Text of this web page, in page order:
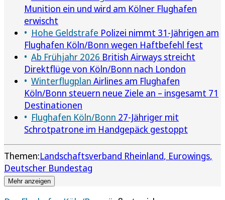
Munition ein und wird am Kölner Flughafen
erwischt
Hohe Geldstrafe Polizei nimmt 31-Jährigen am
Flughafen Köln/Bonn wegen Haftbefehl fest
Ab Frühjahr 2026 British Airways streicht
Direktflüge von Köln/Bonn nach London
Winterflugplan Airlines am Flughafen
Köln/Bonn steuern neue Ziele an – insgesamt 71
Destinationen
Flughafen Köln/Bonn 27-Jähriger mit
Schrotpatrone im Handgepäck gestoppt
Themen:Landschaftsverband Rheinland Eurowings
Deutscher Bundestag
Mehr anzeigen